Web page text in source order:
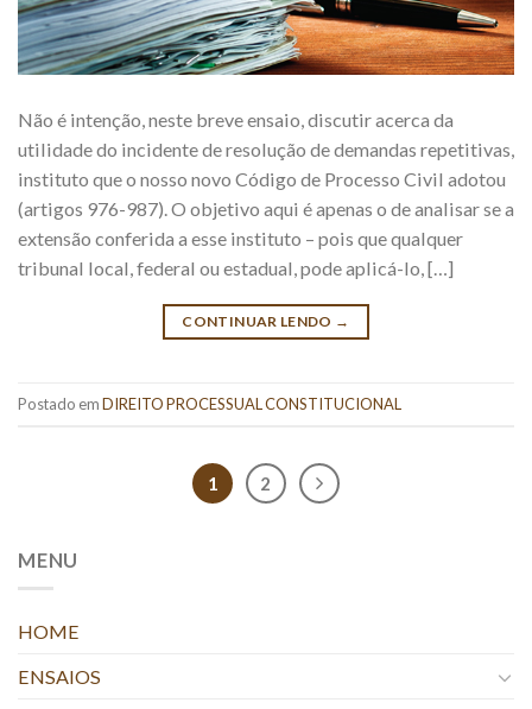
Não é intenção, neste breve ensaio, discutir acerca da
utilidade do incidente de resolução de demandas repetitivas,
instituto que o nosso novo Código de Processo Civil adotou
(artigos 976-987). O objetivo aqui é apenas o de analisar se a
extensão conferida a esse instituto – pois que qualquer
tribunal local, federal ou estadual, pode aplicá-lo, […]
CONTINUAR LENDO →
Postado emDIREITO PROCESSUAL CONSTITUCIONAL
1 2
MENU
HOME
ENSAIOS